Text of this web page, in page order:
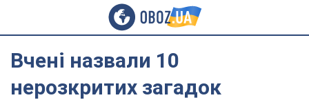
Вчені назвали 10
нерозкритих загадок